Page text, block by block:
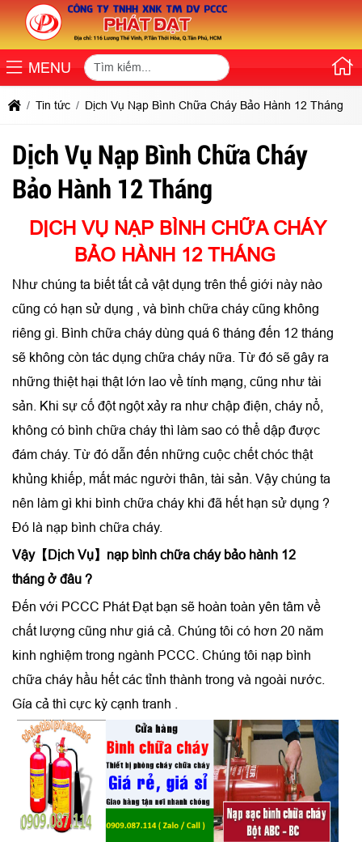
MENU
Tin tức Dịch Vụ Nạp Bình Chữa Cháy Bảo Hành 12 Tháng
Dịch Vụ Nạp Bình Chữa Cháy
Bảo Hành 12 Tháng
DỊCH VỤ NẠP BÌNH CHỮA CHÁY
BẢO HÀNH 12 THÁNG
Như chúng ta biết tất cả vật dụng trên thế giới này nào
cũng có hạn sử dụng , và bình chữa cháy cũng không
riêng gì. Bình chữa cháy dùng quá 6 tháng đến 12 tháng
sẽ không còn tác dụng chữa cháy nữa. Từ đó sẽ gây ra
những thiệt hại thật lớn lao về tính mạng, cũng như tài
sản. Khi sự cố đột ngột xảy ra như chập điện, cháy nổ,
không có bình chữa cháy thì làm sao có thể dập được
đám cháy. Từ đó dẫn đến những cuộc chết chóc thật
khủng khiếp, mất mác người thân, tài sản. Vậy chúng ta
nên làm gì khi bình chữa cháy khi đã hết hạn sử dụng ?
Đó là nạp bình chữa cháy.
Vậy【Dịch Vụ】nạp bình chữa cháy bảo hành 12
tháng ở đâu ?
Đến với PCCC Phát Đạt bạn sẽ hoàn toàn yên tâm về
chất lượng cũng như giá cả. Chúng tôi có hơn 20 năm
kinh nghiệm trong ngành PCCC. Chúng tôi nạp bình
chữa cháy hầu hết các tỉnh thành trong và ngoài nước.
Gía cả thì cực kỳ cạnh tranh .